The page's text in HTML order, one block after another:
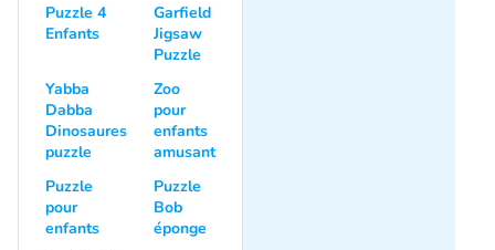
Puzzle 4
Enfants
Garfield
Jigsaw
Puzzle
Yabba
Dabba
Dinosaures
puzzle
Zoo
pour
enfants
amusant
Puzzle
pour
enfants
Puzzle
Bob
éponge